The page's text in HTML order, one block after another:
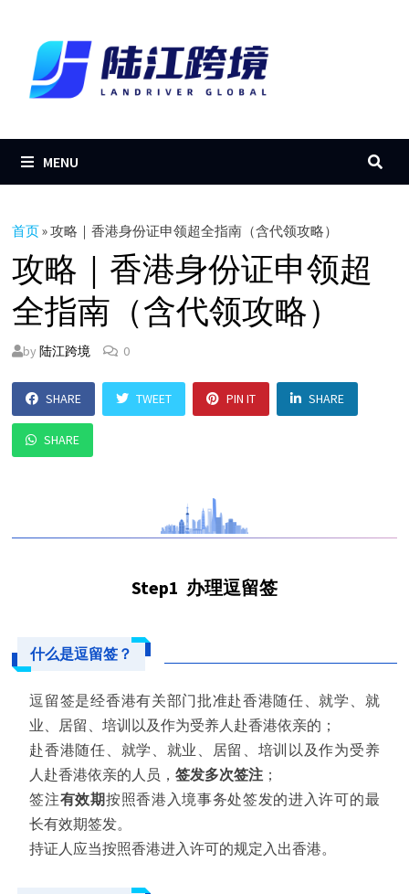
content
MENU
首页»攻略｜香港身份证申领超全指南（含代领攻略）
攻略｜香港身份证申领超
全指南（含代领攻略）
by陆江跨境 0
SHARE TWEET PIN IT SHARE
SHARE
Step1 办理逗留签
什么是逗留签？
逗留签是经香港有关部门批准赴香港随任、就学、就
业、居留、培训以及作为受养人赴香港依亲的；
赴香港随任、就学、就业、居留、培训以及作为受养
人赴香港依亲的人员，签发多次签注 ；
签注有效期按照香港入境事务处签发的进入许可的最
长有效期签发。
持证人应当按照香港进入许可的规定入出香港。